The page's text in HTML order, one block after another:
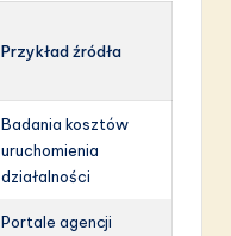
Przykład źródła
Badania kosztów
uruchomienia
działalności
Portale agencji